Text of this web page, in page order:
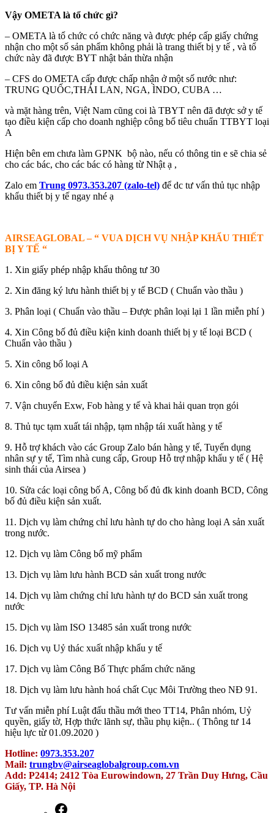
Vậy OMETA là tổ chức gì?
– OMETA là tổ chức có chức năng và được phép cấp giấy chứng
nhận cho một số sản phẩm không phải là trang thiết bị y tế , và tổ
chức này đã được BYT nhật bản thừa nhận
– CFS do OMETA cấp được chấp nhận ở một số nước như:
TRUNG QUỐC,THÁI LAN, NGA, ÌNDO, CUBA …
và mặt hàng trên, Việt Nam cũng coi là TBYT nên đã được sở y tế
tạo điều kiện cấp cho doanh nghiệp công bố tiêu chuẩn TTBYT loại
A
Hiện bên em chưa làm GPNK bộ nào, nếu có thông tin e sẽ chia sẻ
cho các bác, cho các bác có hàng từ Nhật ạ ,
Zalo em Trung 0973.353.207 (zalo-tel) để dc tư vấn thủ tục nhập
khẩu thiết bị y tế ngay nhé ạ
AIRSEAGLOBAL – “ VUA DỊCH VỤ NHẬP KHẨU THIẾT
BỊ Y TẾ “
1. Xin giấy phép nhập khẩu thông tư 30
2. Xin đăng ký lưu hành thiết bị y tế BCD ( Chuẩn vào thầu )
3. Phân loại ( Chuẩn vào thầu – Được phân loại lại 1 lần miễn phí )
4. Xin Công bố đủ điều kiện kinh doanh thiết bị y tế loại BCD (
Chuẩn vào thầu )
5. Xin công bố loại A
6. Xin công bố đủ điều kiện sản xuất
7. Vận chuyển Exw, Fob hàng y tế và khai hải quan trọn gói
8. Thủ tục tạm xuất tái nhập, tạm nhập tái xuất hàng y tế
9. Hỗ trợ khách vào các Group Zalo bán hàng y tế, Tuyển dụng
nhân sự y tế, Tìm nhà cung cấp, Group Hỗ trợ nhập khẩu y tế ( Hệ
sinh thái của Airsea )
10. Sửa các loại công bố A, Công bố đủ đk kinh doanh BCD, Công
bố đủ điều kiện sản xuất.
11. Dịch vụ làm chứng chỉ lưu hành tự do cho hàng loại A sản xuất
trong nước.
12. Dịch vụ làm Công bố mỹ phẩm
13. Dịch vụ làm lưu hành BCD sản xuất trong nước
14. Dịch vụ làm chứng chỉ lưu hành tự do BCD sản xuất trong
nước
15. Dịch vụ làm ISO 13485 sản xuất trong nước
16. Dịch vụ Uỷ thác xuất nhập khẩu y tế
17. Dịch vụ làm Công Bố Thực phẩm chức năng
18. Dịch vụ làm lưu hành hoá chất Cục Môi Trường theo NĐ 91.
Tư vấn miễn phí Luật đấu thầu mới theo TT14, Phân nhóm, Uỷ
quyền, giấy tờ, Hợp thức lãnh sự, thầu phụ kiện.. ( Thông tư 14
hiệu lực từ 01.09.2020 )
Hotline: 0973.353.207
Mail: trungbv@airseaglobalgroup.com.vn
Add: P2414; 2412 Tòa Eurowindown, 27 Trần Duy Hưng, Cầu
Giấy, TP. Hà Nội